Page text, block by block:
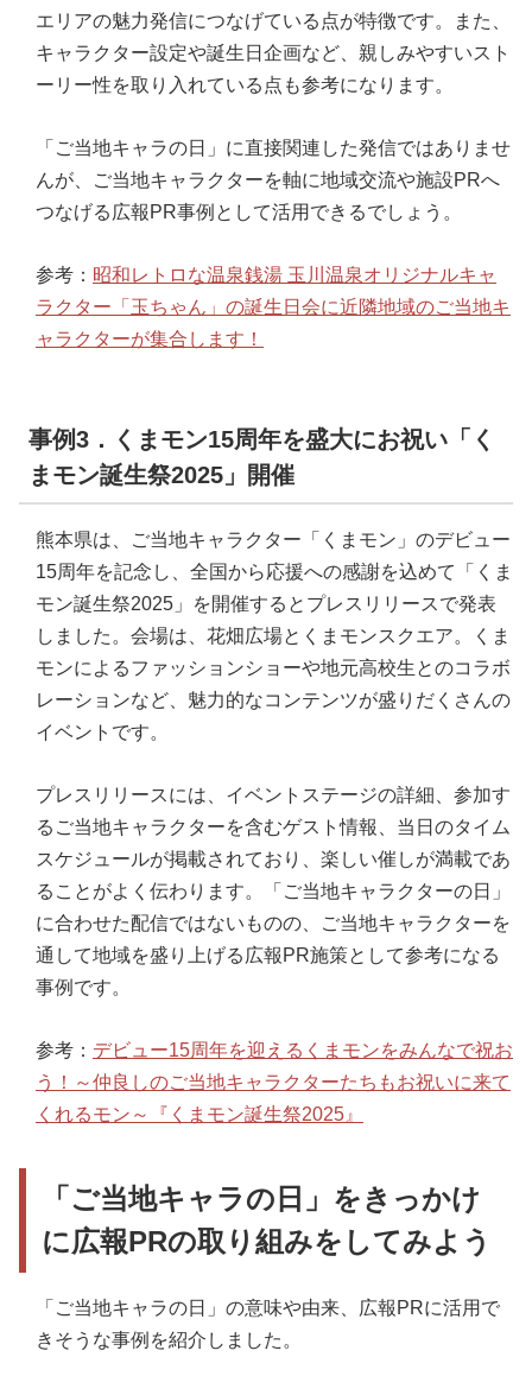
エリアの魅力発信につなげている点が特徴です。また、
キャラクター設定や誕生日企画など、親しみやすいスト
ーリー性を取り入れている点も参考になります。
「ご当地キャラの日」に直接関連した発信ではありませ
んが、ご当地キャラクターを軸に地域交流や施設PRへ
つなげる広報PR事例として活用できるでしょう。
参考： 昭和レトロな温泉銭湯 玉川温泉オリジナルキャ
ラクター「玉ちゃん」の誕生日会に近隣地域のご当地キ
ャラクターが集合します！
事例3．くまモン15周年を盛大にお祝い「く
まモン誕生祭2025」開催
熊本県は、ご当地キャラクター「くまモン」のデビュー
15周年を記念し、全国から応援への感謝を込めて「くま
モン誕生祭2025」を開催するとプレスリリースで発表
しました。会場は、花畑広場とくまモンスクエア。くま
モンによるファッションショーや地元高校生とのコラボ
レーションなど、魅力的なコンテンツが盛りだくさんの
イベントです。
プレスリリースには、イベントステージの詳細、参加す
るご当地キャラクターを含むゲスト情報、当日のタイム
スケジュールが掲載されており、楽しい催しが満載であ
ることがよく伝わります。「ご当地キャラクターの日」
に合わせた配信ではないものの、ご当地キャラクターを
通して地域を盛り上げる広報PR施策として参考になる
事例です。
参考： デビュー15周年を迎えるくまモンをみんなで祝お
う！～仲良しのご当地キャラクターたちもお祝いに来て
くれるモン～『くまモン誕生祭2025』
「ご当地キャラの日」をきっかけ
に広報PRの取り組みをしてみよう
「ご当地キャラの日」の意味や由来、広報PRに活用で
きそうな事例を紹介しました。